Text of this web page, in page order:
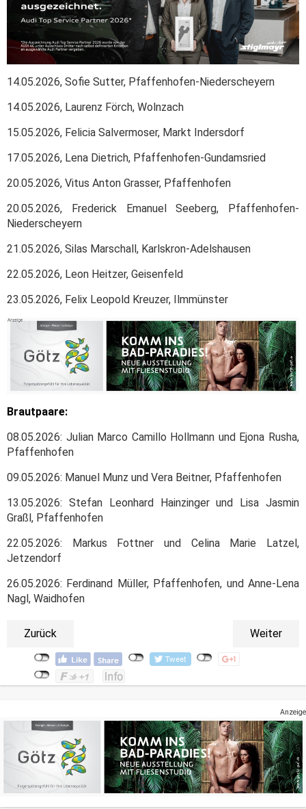
14.05.2026, Sofie Sutter, Pfaffenhofen-Niederscheyern
14.05.2026, Laurenz Förch, Wolnzach
15.05.2026, Felicia Salvermoser, Markt Indersdorf
17.05.2026, Lena Dietrich, Pfaffenhofen-Gundamsried
20.05.2026, Vitus Anton Grasser, Pfaffenhofen
20.05.2026, Frederick Emanuel Seeberg, Pfaffenhofen-
Niederscheyern
21.05.2026, Silas Marschall, Karlskron-Adelshausen
22.05.2026, Leon Heitzer, Geisenfeld
23.05.2026, Felix Leopold Kreuzer, Ilmmünster
Brautpaare:
08.05.2026: Julian Marco Camillo Hollmann und Ejona Rusha,
Pfaffenhofen
09.05.2026: Manuel Munz und Vera Beitner, Pfaffenhofen
13.05.2026: Stefan Leonhard Hainzinger und Lisa Jasmin
Graßl, Pfaffenhofen
22.05.2026: Markus Fottner und Celina Marie Latzel,
Jetzendorf
26.05.2026: Ferdinand Müller, Pfaffenhofen, und Anne-Lena
Nagl, Waidhofen
Zurück Weiter
Anzeige